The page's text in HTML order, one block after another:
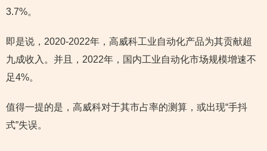
3.7%。
即是说，2020-2022年，高威科工业自动化产品为其贡献超
九成收入。并且，2022年，国内工业自动化市场规模增速不
足4%。
值得一提的是，高威科对于其市占率的测算，或出现“手抖
式”失误。